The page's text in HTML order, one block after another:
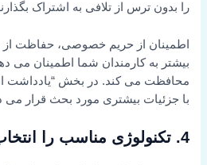
را بدون ترس از تلافی به اشتراک
اطمینان از حریم خصوصی، حفاظت از
بیشتر به کارمندان شما اطمینان می
محافظت می کند. در بخش “یادداشت
با جزئیات بیشتری مورد بحث قرار می
4. تکنولوژی مناسب را انتخاب و اجرا کنید